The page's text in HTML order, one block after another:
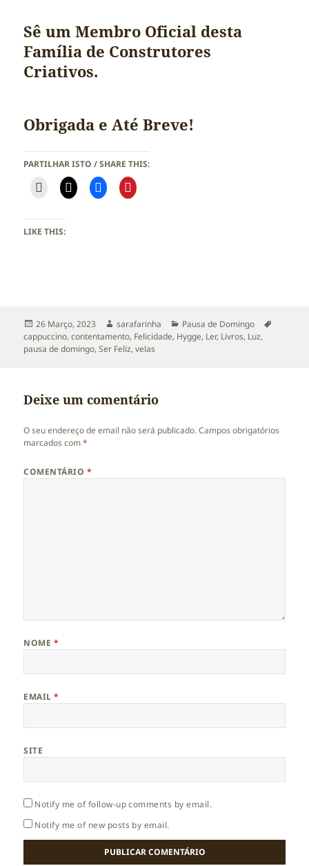
Sê um Membro Oficial desta
Família de Construtores
Criativos.
Obrigada e Até Breve!
PARTILHAR ISTO / SHARE THIS:
LIKE THIS:
Publicado
a
26 Março, 2023 Autor
sarafarinha Categorias
Pausa de Domingo
cappuccino,contentamento, Felicidade, Hygge, Ler, Livros, Luz,
pausa de domingo,Ser Feliz,velas
Deixe um comentário
O seu endereço de email não será publicado. Campos obrigatórios
marcados com*
COMENTÁRIO *
NOME *
EMAIL*
SITE
Notify me of follow-up comments by email.
Notify me of new posts by email.